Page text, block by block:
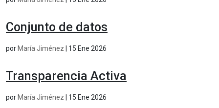
Conjunto de datos
por María Jiménez 15 Ene 2026
Transparencia Activa
por María Jiménez 15 Ene 2026